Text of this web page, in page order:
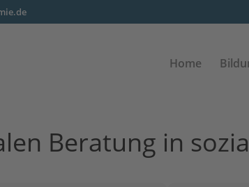
Home
Beratung in